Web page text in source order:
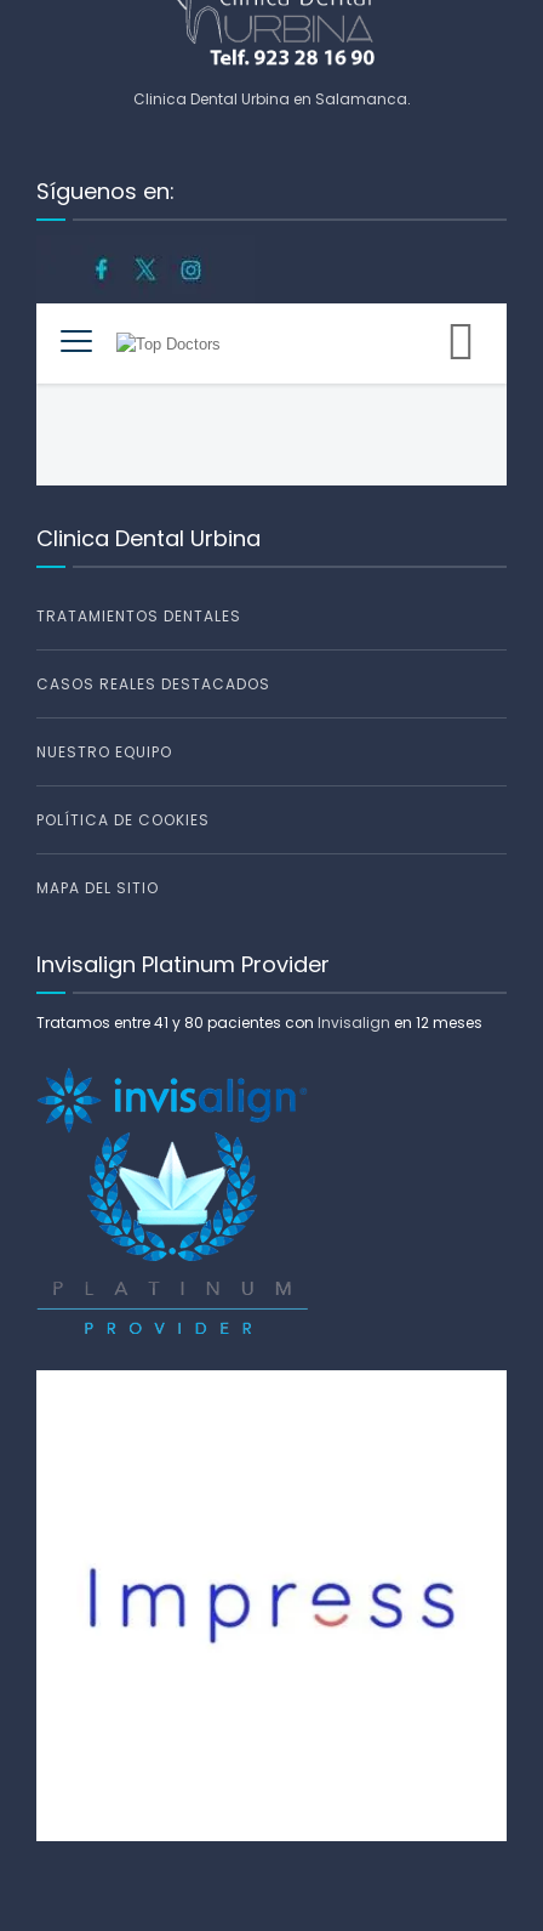
Clinica Dental Urbina en Salamanca.
Síguenos en:
Clinica Dental Urbina
TRATAMIENTOS DENTALES
CASOS REALES DESTACADOS
NUESTRO EQUIPO
POLÍTICA DE COOKIES
MAPA DEL SITIO
Invisalign Platinum Provider
Tratamos entre 41 y 80 pacientes con Invisalign en 12 meses